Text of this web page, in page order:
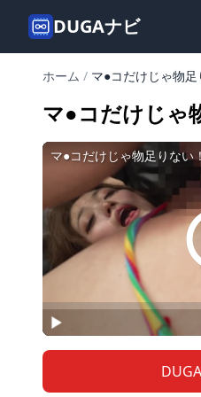
DUGAナビ
ホーム / マ●コだけじゃ物
マ●コだけじゃ